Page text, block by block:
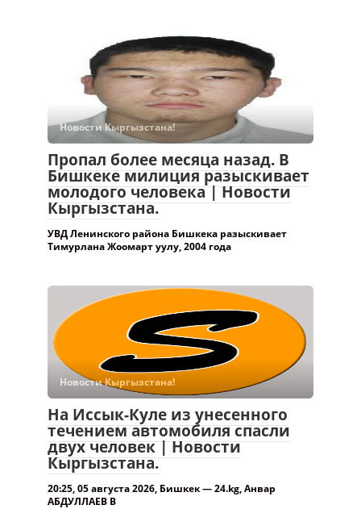
Новости Кыргызстана!
Пропал более месяца назад. В
Бишкеке милиция разыскивает
молодого человека | Новости
Кыргызстана.
УВД Ленинского района Бишкека разыскивает
Тимурлана Жоомарт уулу, 2004 года
Новости Кыргызстана!
На Иссык-Куле из унесенного
течением автомобиля спасли
двух человек | Новости
Кыргызстана.
20:25, 05 августа 2026, Бишкек — 24.kg, Анвар
АБДУЛЛАЕВ В